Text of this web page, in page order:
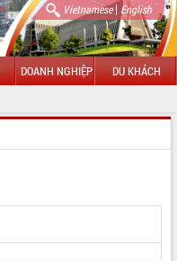
Vietnamese| English
DOANH NGHIỆP DU KHÁCH